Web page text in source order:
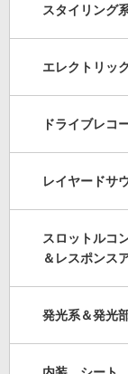
スタイリング
エレクトリック
ドライブレコ
レイヤードサ
スロットルコ
＆レスポンス
発光系＆発光